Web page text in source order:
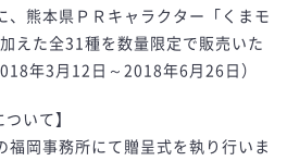
熊本県ＰＲキャラクター「くまモ
えた全31種を数量限定で販売いた
年3月12日～2018年6月26日）
いて】
岡事務所にて贈呈式を執り行いま